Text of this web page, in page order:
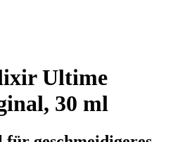
Ultime
30 ml